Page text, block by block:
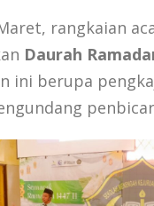
rangkaian
Daurah
ini berupa